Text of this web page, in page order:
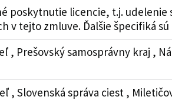
poskytnutie licencie, t.j.
v tejto zmluve. Ďalšie špecifiká
, Prešovský samosprávny kraj ,
, Slovenská správa ciest ,